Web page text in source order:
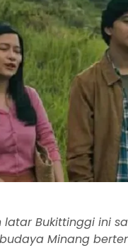
latar Bukittinggi ini
Minang